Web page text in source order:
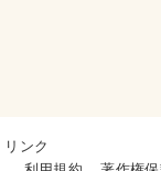
リンク